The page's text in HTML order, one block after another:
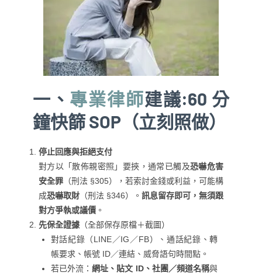
一、 專業律師建議:60 分
鐘快篩 SOP（立刻照做）
停止回應與拒絕支付
對方以「散佈親密照」要挾，通常已觸及恐嚇危害
安全罪（刑法 §305），若索討金錢或利益，可能構
成恐嚇取財（刑法 §346）。訊息留存即可，無須跟
對方爭執或議價。
先保全證據（全部保存原檔＋截圖）
對話紀錄（LINE／IG／FB）、通話紀錄、轉
帳要求、帳號 ID／連結、威脅語句時間點。
若已外流：網址、貼文 ID、社團／頻道名稱與